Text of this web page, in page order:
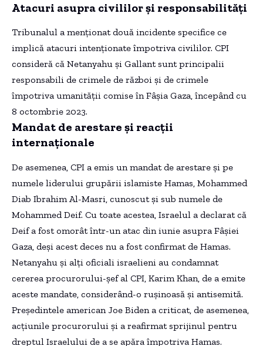
Atacuri asupra civililor și responsabilități
Tribunalul a menționat două incidente specifice ce
implică atacuri intenționate împotriva civililor. CPI
consideră că Netanyahu și Gallant sunt principalii
responsabili de crimele de război și de crimele
împotriva umanității comise în Fâșia Gaza, începând cu
8 octombrie 2023.
Mandat de arestare și reacții
internaționale
De asemenea, CPI a emis un mandat de arestare și pe
numele liderului grupării islamiste Hamas, Mohammed
Diab Ibrahim Al-Masri, cunoscut și sub numele de
Mohammed Deif. Cu toate acestea, Israelul a declarat că
Deif a fost omorât într-un atac din iunie asupra Fâșiei
Gaza, deși acest deces nu a fost confirmat de Hamas.
Netanyahu și alți oficiali israelieni au condamnat
cererea procurorului-șef al CPI, Karim Khan, de a emite
aceste mandate, considerând-o rușinoasă și antisemită.
Președintele american Joe Biden a criticat, de asemenea,
acțiunile procurorului și a reafirmat sprijinul pentru
dreptul Israelului de a se apăra împotriva Hamas.